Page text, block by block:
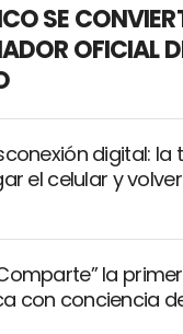
SE
OFICIAL
digital: la
el celular y
la
con conciencia